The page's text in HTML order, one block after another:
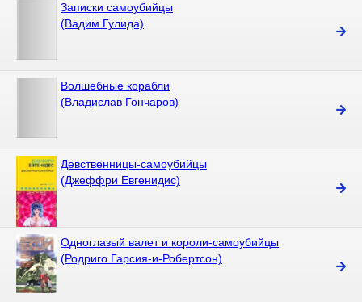
Записки самоубийцы
(Вадим Гулида)
Волшебные корабли
(Владислав Гончаров)
Девственницы-самоубийцы
(Джеффри Евгенидис)
Одноглазый валет и короли-самоубийцы
(Родриго Гарсия-и-Робертсон)